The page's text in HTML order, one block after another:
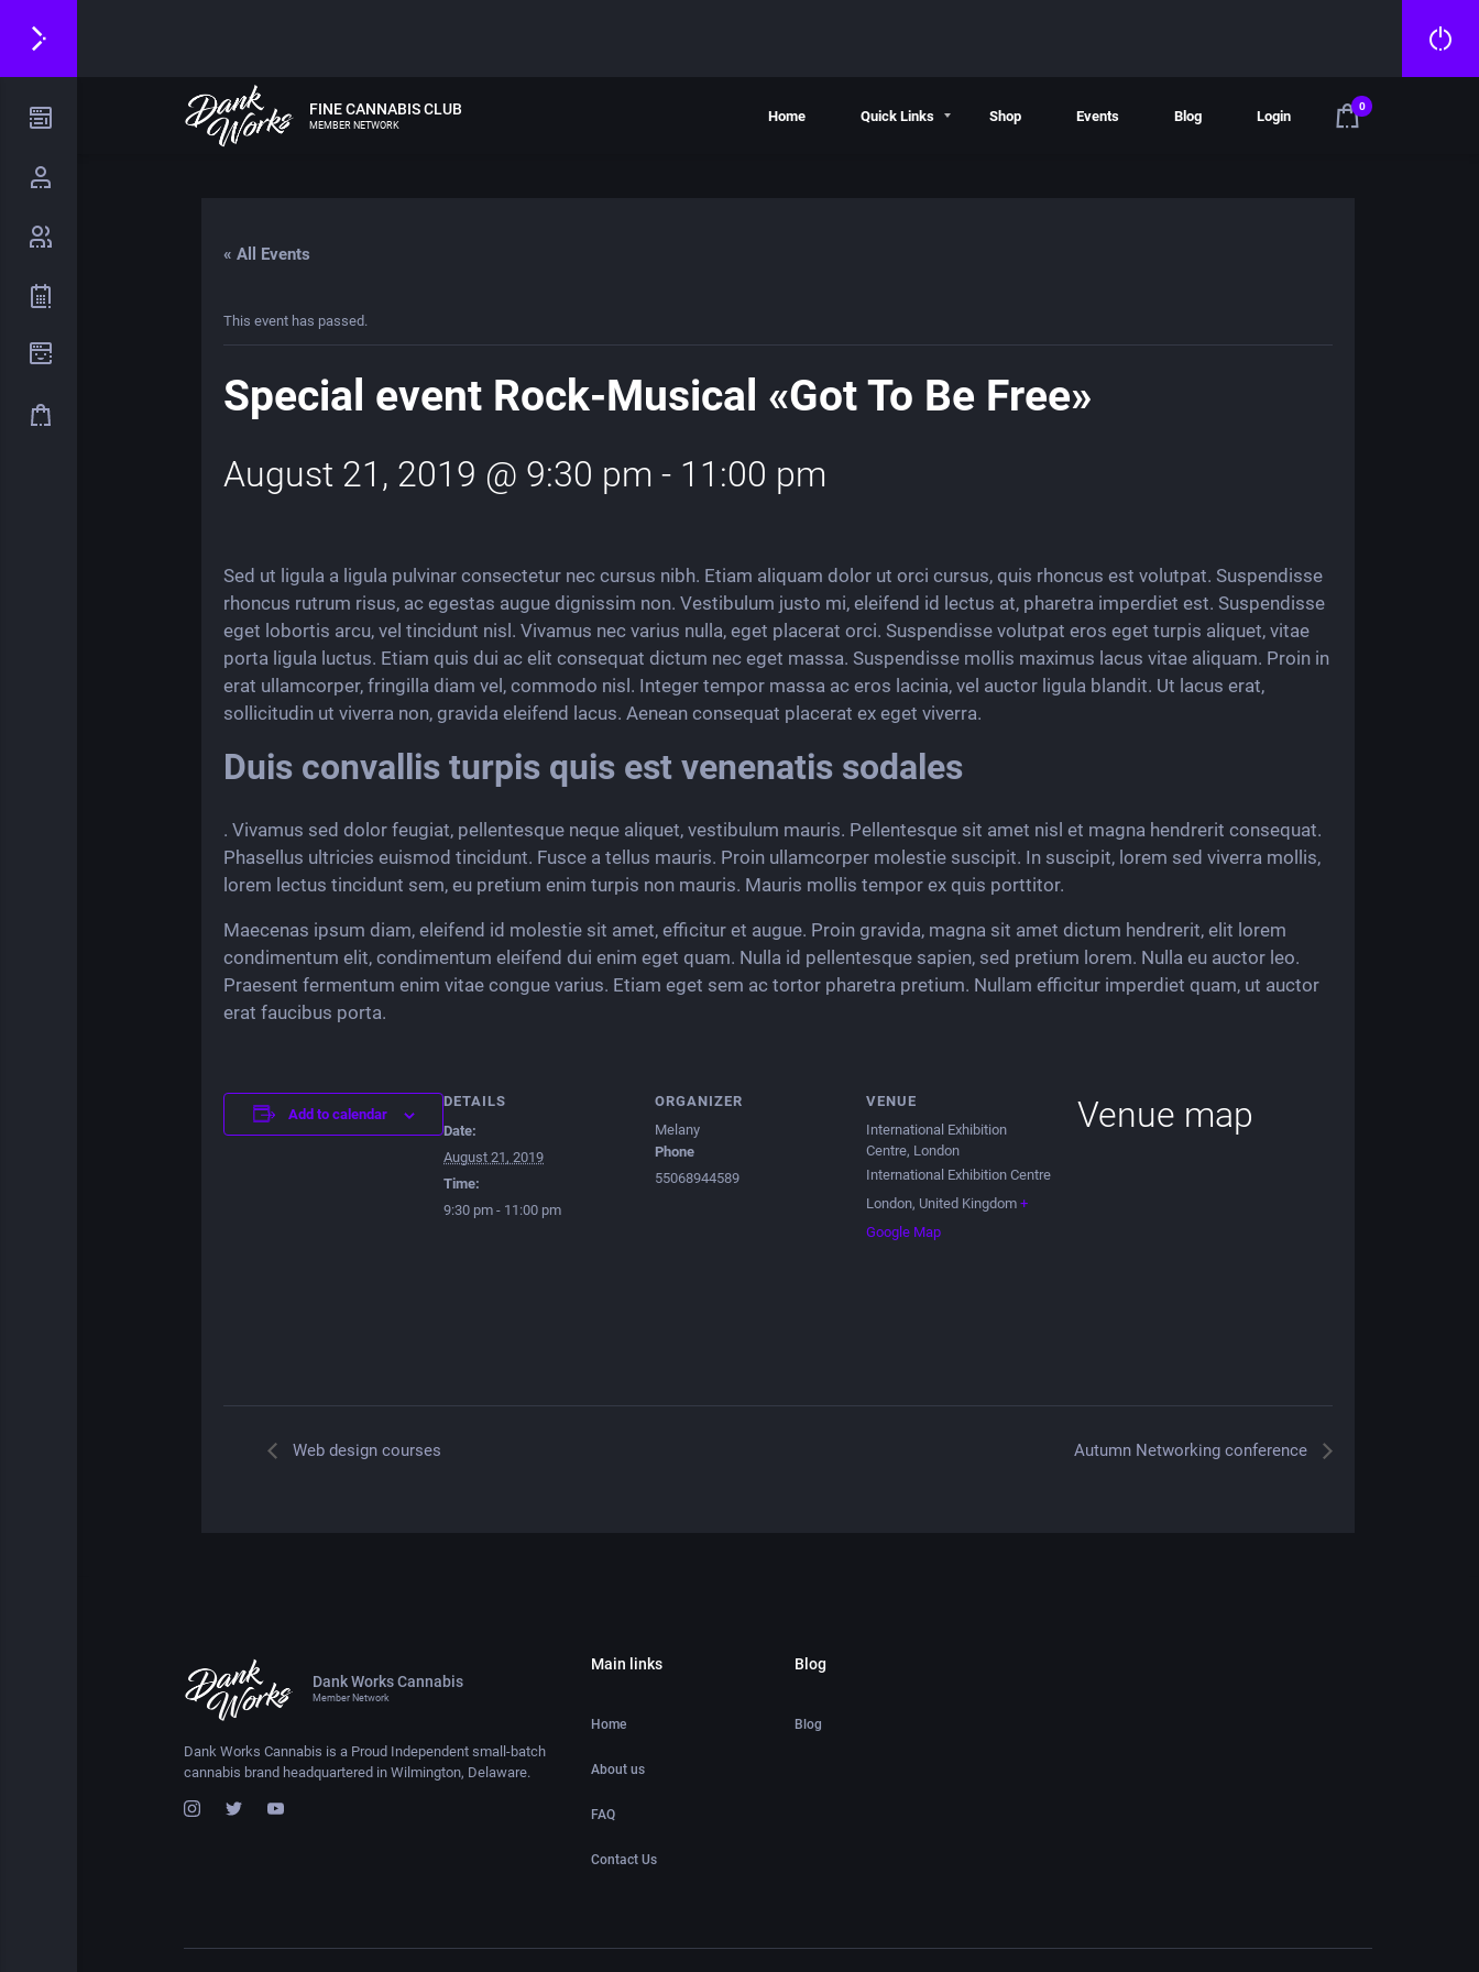
FINE CANNABIS CLUB
MEMBER NETWORK
Home Quick Links Shop Events Blog Login
0
« All Events
This event has passed.
Special event Rock-Musical «Got To Be Free»
August 21, 2019 @ 9:30 pm - 11:00 pm
Sed ut ligula a ligula pulvinar consectetur nec cursus nibh. Etiam aliquam dolor ut orci cursus, quis rhoncus est volutpat. Suspendisse
rhoncus rutrum risus, ac egestas augue dignissim non. Vestibulum justo mi, eleifend id lectus at, pharetra imperdiet est. Suspendisse
eget lobortis arcu, vel tincidunt nisl. Vivamus nec varius nulla, eget placerat orci. Suspendisse volutpat eros eget turpis aliquet, vitae
porta ligula luctus. Etiam quis dui ac elit consequat dictum nec eget massa. Suspendisse mollis maximus lacus vitae aliquam. Proin in
erat ullamcorper, fringilla diam vel, commodo nisl. Integer tempor massa ac eros lacinia, vel auctor ligula blandit. Ut lacus erat,
sollicitudin ut viverra non, gravida eleifend lacus. Aenean consequat placerat ex eget viverra.
Duis convallis turpis quis est venenatis sodales
. Vivamus sed dolor feugiat, pellentesque neque aliquet, vestibulum mauris. Pellentesque sit amet nisl et magna hendrerit consequat.
Phasellus ultricies euismod tincidunt. Fusce a tellus mauris. Proin ullamcorper molestie suscipit. In suscipit, lorem sed viverra mollis,
lorem lectus tincidunt sem, eu pretium enim turpis non mauris. Mauris mollis tempor ex quis porttitor.
Maecenas ipsum diam, eleifend id molestie sit amet, efficitur et augue. Proin gravida, magna sit amet dictum hendrerit, elit lorem
condimentum elit, condimentum eleifend dui enim eget quam. Nulla id pellentesque sapien, sed pretium lorem. Nulla eu auctor leo.
Praesent fermentum enim vitae congue varius. Etiam eget sem ac tortor pharetra pretium. Nullam efficitur imperdiet quam, ut auctor
erat faucibus porta.
Add to calendar
DETAILS
Date:
August 21, 2019
Time:
9:30 pm - 11:00 pm
ORGANIZER
Melany
Phone
55068944589
VENUE
International Exhibition
Centre, London
International Exhibition Centre
London, United Kingdom +
Google Map
Venue map
Web design courses Autumn Networking conference
Dank Works Cannabis
Member Network
Dank Works Cannabis is a Proud Independent small-batch
cannabis brand headquartered in Wilmington, Delaware.
Main links
Home
About us
FAQ
Contact Us
Blog
Blog